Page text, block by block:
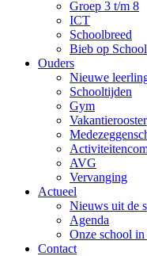
Groep 3 t/m 8
ICT
Schoolbreed
Bieb op School
Ouders
Nieuwe
Schooltijden
Gym
Vakantierooster
AVG
Vervanging
Actueel
Nieuws uit de
Agenda
Onze school
Contact